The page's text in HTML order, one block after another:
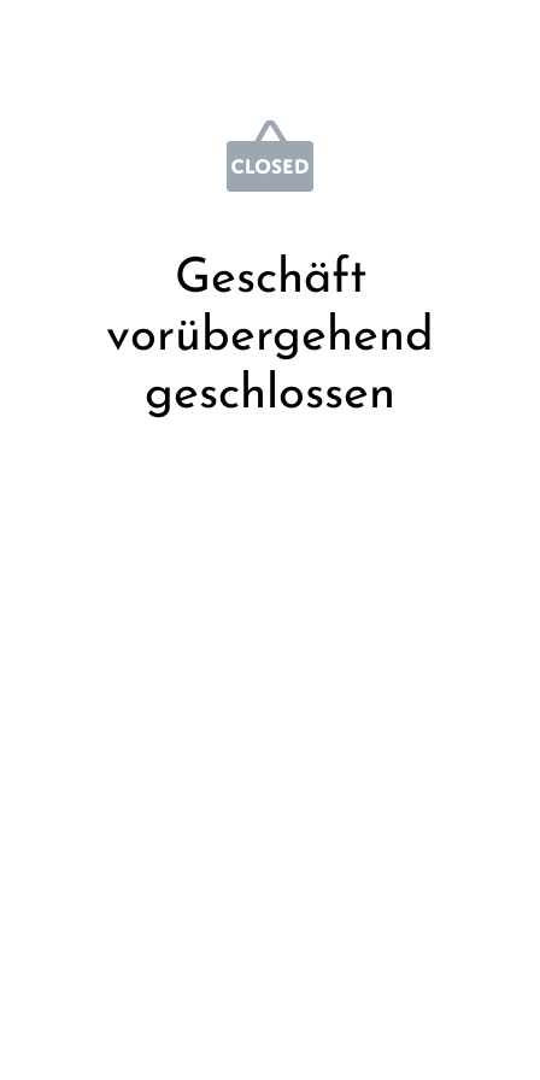
Geschäft
vorübergehend
geschlossen